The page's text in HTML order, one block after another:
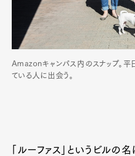
Amazonキャンパス内のスナップ。
ている人に出会う。
「ルーファス」というビル